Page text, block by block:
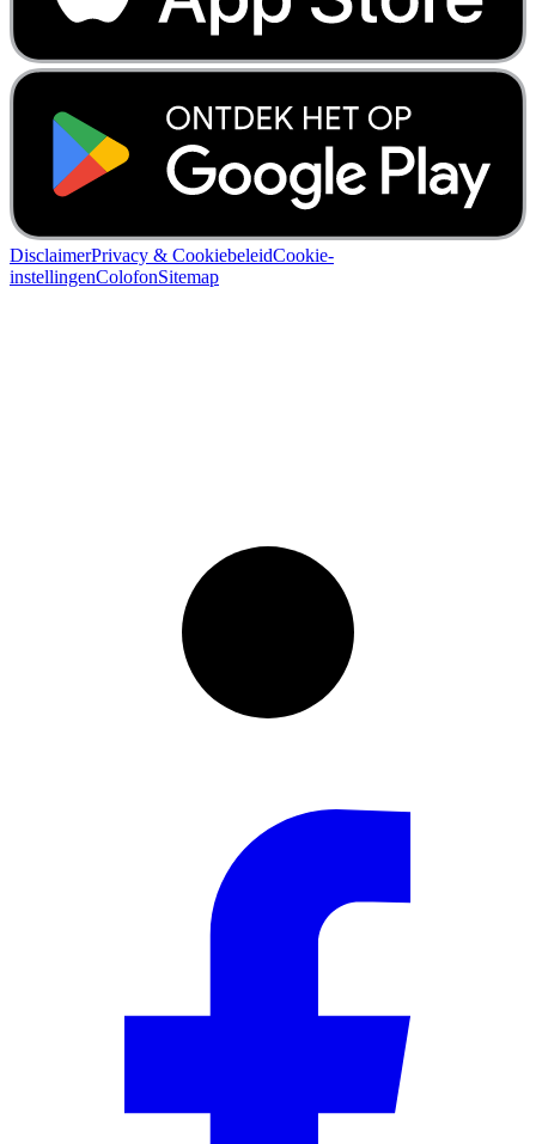
DisclaimerPrivacy & CookiebeleidCookie-
instellingenColofonSitemap